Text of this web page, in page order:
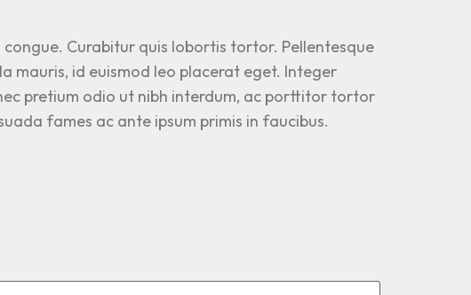
Curabitur quis lobortis tortor. Pellentesque
mauris, id euismod leo placerat eget. Integer
pretium odio ut nibh interdum, ac porttitor tortor
fames ac ante ipsum primis in faucibus.